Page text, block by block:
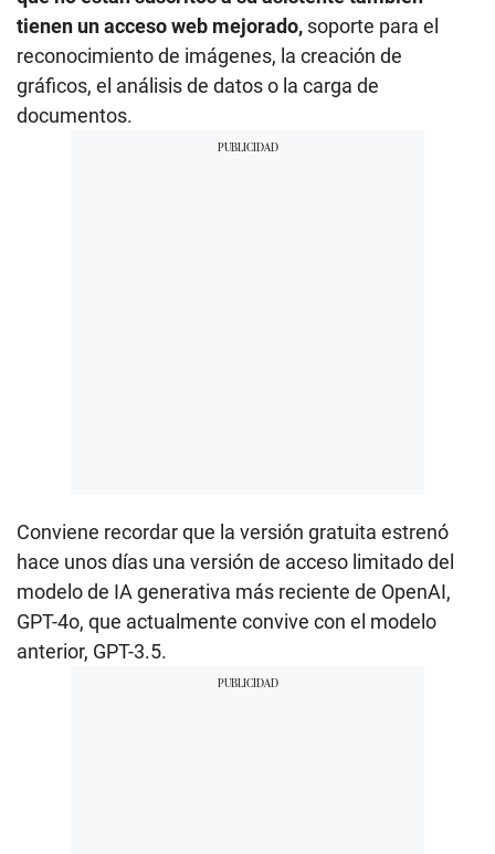
tienen un acceso web mejorado, soporte para el
reconocimiento de imágenes, la creación de
gráficos, el análisis de datos o la carga de
documentos.
Conviene recordar que la versión gratuita estrenó
hace unos días una versión de acceso limitado del
modelo de IA generativa más reciente de OpenAI,
GPT-4o, que actualmente convive con el modelo
anterior, GPT-3.5.